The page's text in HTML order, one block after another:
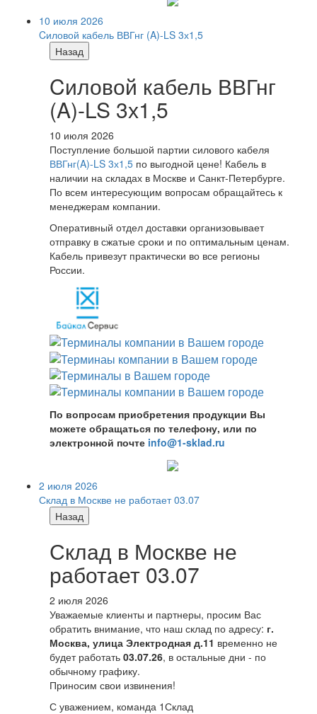
10 июля 2026
Cиловой кабель ВВГнг (A)-LS 3х1,5
Назад
Cиловой кабель ВВГнг
(A)-LS 3х1,5
10 июля 2026
Поступление большой партии силового кабеля
ВВГнг(A)-LS 3х1,5 по выгодной цене! Кабель в
наличии на складах в Москве и Санкт-Петербурге.
По всем интересующим вопросам обращайтесь к
менеджерам компании.
Оперативный отдел доставки организовывает
отправку в сжатые сроки и по оптимальным ценам.
Кабель привезут практически во все регионы
России.
По вопросам приобретения продукции Вы
можете обращаться по телефону, или по
электронной почте info@1-sklad.ru
2 июля 2026
Склад в Москве не работает 03.07
Назад
Склад в Москве не
работает 03.07
2 июля 2026
Уважаемые клиенты и партнеры, просим Вас
обратить внимание, что наш склад по адресу: г.
Москва, улица Электродная д.11 временно не
будет работать 03.07.26, в остальные дни - по
обычному графику.
Приносим свои извинения!
С уважением, команда 1Склад